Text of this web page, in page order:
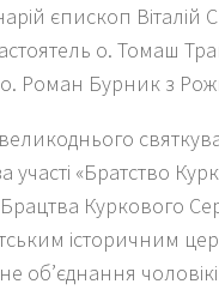
єпископ
о. Томаш
Роман Бурник з
участі «Братство
Куркового
історичним
об’єднання